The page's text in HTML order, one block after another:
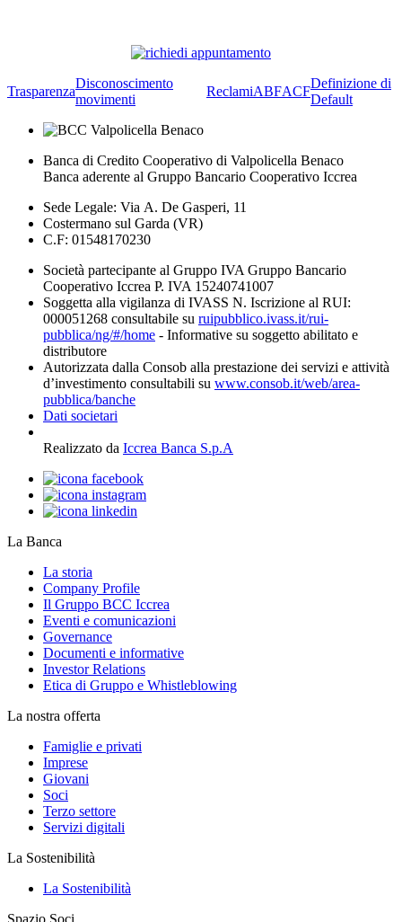
Trasparenza
Disconoscimento
movimenti
ReclamiABFACF
Definizione di
Default
Banca di Credito Cooperativo di Valpolicella Benaco
Banca aderente al Gruppo Bancario Cooperativo Iccrea
Sede Legale: Via A. De Gasperi, 11
Costermano sul Garda (VR)
C.F: 01548170230
Società partecipante al Gruppo IVA Gruppo Bancario
Cooperativo Iccrea P. IVA 15240741007
Soggetta alla vigilanza di IVASS N. Iscrizione al RUI:
000051268 consultabile su ruipubblico.ivass.it/rui-
pubblica/ng/#/home - Informative su soggetto abilitato e
distributore
Autorizzata dalla Consob alla prestazione dei servizi e attività
d’investimento consultabili su www.consob.it/web/area-
pubblica/banche
Dati societari
Realizzato da Iccrea Banca S.p.A
La Banca
La storia
Company Profile
Il Gruppo BCC Iccrea
Eventi e comunicazioni
Governance
Documenti e informative
Investor Relations
Etica di Gruppo e Whistleblowing
La nostra offerta
Famiglie e privati
Imprese
Giovani
Soci
Terzo settore
Servizi digitali
La Sostenibilità
La Sostenibilità
Spazio Soci